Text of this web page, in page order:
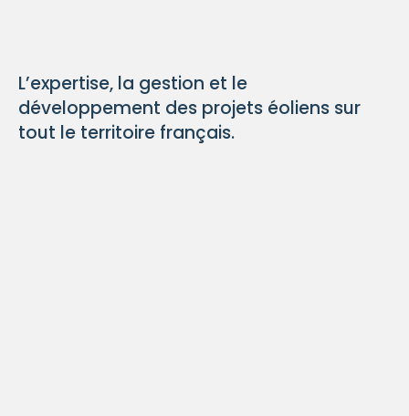
L’expertise, la gestion et le
développement des projets éoliens sur
tout le territoire français.